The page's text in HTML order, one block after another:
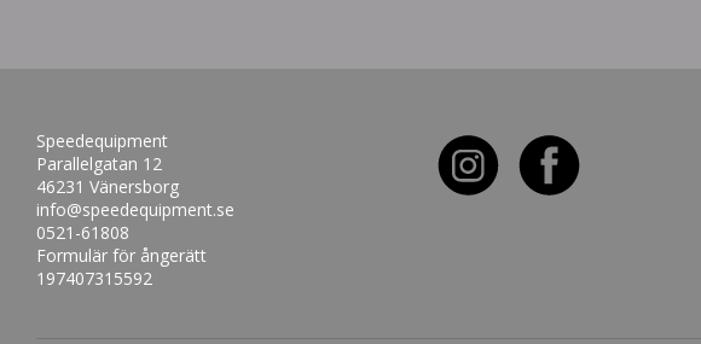
Speedequipment
Parallelgatan 12
46231 Vänersborg
info@speedequipment.se
0521-61808
Formulär för ångerätt
197407315592